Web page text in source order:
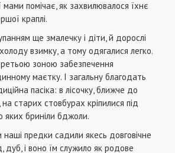
помічає, як захвилювалося їхнє
краплі.
ще змалечку і діти, й дорослі
взимку, а тому одягалися легко.
зоною забезпечення
маєтку. І загальну благодать
пасіка: в лісочку, ближче до
на старих стовбурах кріпилися під
яких бриніли бджоли.
предки садили якесь довговічне
дуб, і воно їм служило як родове